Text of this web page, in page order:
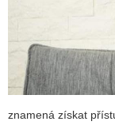
znamená získat